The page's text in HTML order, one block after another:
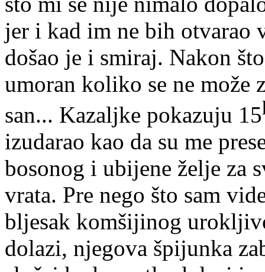
jer i kad im ne bih otvarao
došao je i smiraj. Nakon
umoran koliko se ne može
san... Kazaljke pokazuju 15
izudarao kao da su me
bosonog i ubijene želje za
vrata. Pre nego što sam
bljesak komšijinog
dolazi, njegova špijunka